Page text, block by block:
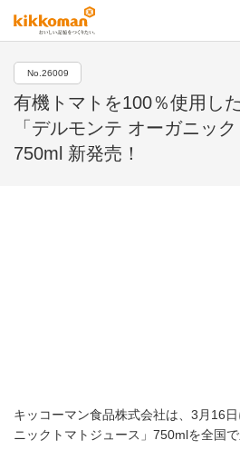
No.26009
有機トマトを100％使用した
「デルモンテ オーガニッ
750ml 新発売！
キッコーマン食品株式会社は、3月16
ニックトマトジュース」750mlを全国で